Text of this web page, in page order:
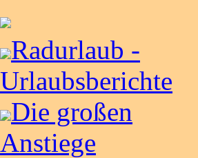
Radurlaub -
Urlaubsberichte
Die großen
Anstiege